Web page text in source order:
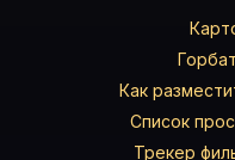
Как
Список
Трекер